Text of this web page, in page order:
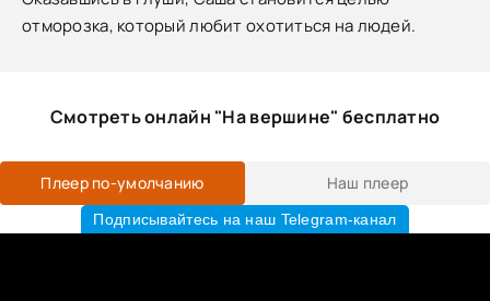
отморозка, который любит охотиться на людей.
Смотреть онлайн "На вершине" бесплатно
Плеер по-умолчанию Наш плеер
Подписывайтесь на наш Telegram-канал